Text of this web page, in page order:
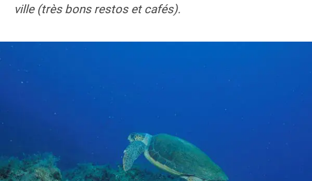
ville (très bons restos et cafés).